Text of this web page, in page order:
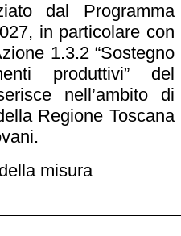
dal Programma
in particolare con
1.3.2 “Sostegno
produttivi” del
nell’ambito di
Regione Toscana
misura